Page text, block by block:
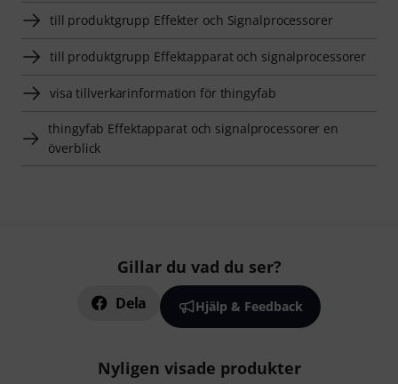
till produktgrupp Effekter och Signalprocessorer
till produktgrupp Effektapparat och signalprocessorer
visa tillverkarinformation för thingyfab
thingyfab Effektapparat och signalprocessorer en
överblick
Gillar du vad du ser?
Dela Hjälp & Feedback
Nyligen visade produkter